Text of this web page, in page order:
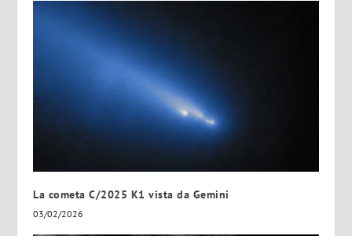
La cometa C/2025 K1 vista da Gemini
03/02/2026